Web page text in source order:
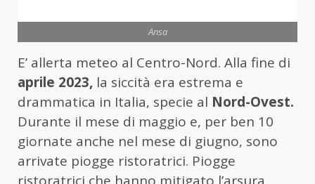
Ansa
E’ allerta meteo al Centro-Nord. Alla fine di
aprile 2023, la siccità era estrema e
drammatica in Italia, specie al Nord-Ovest.
Durante il mese di maggio e, per ben 10
giornate anche nel mese di giugno, sono
arrivate piogge ristoratrici. Piogge
ristoratrici che hanno mitigato l’arsura